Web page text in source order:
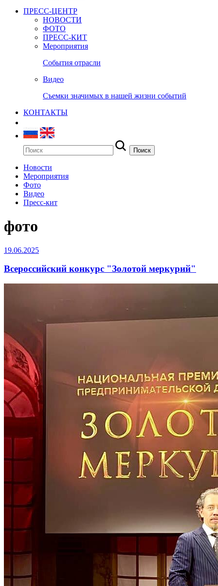
ПРЕСС-ЦЕНТР
НОВОСТИ
ФОТО
ПРЕСС-КИТ
Мероприятия
События отрасли
Видео
Съемки значимых в нашей жизни событий
КОНТАКТЫ
Новости
Мероприятия
Фото
Видео
Пресс-кит
фото
19.06.2025
Всероссийский конкурс "Золотой меркурий"